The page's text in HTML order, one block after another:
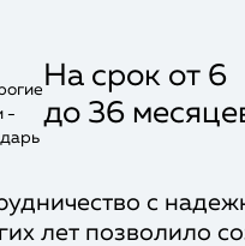
На срок от 6
до 36
с
лет позволило